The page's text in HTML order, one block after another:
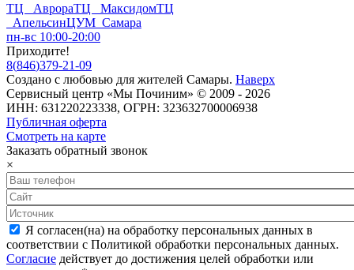
ТЦ АврораТЦ МаксидомТЦ
АпельсинЦУМ Самара
пн-вс 10:00-20:00
Приходите!
8(846)379-21-09
Создано с любовью для жителей Самары. Наверх
Сервисный центр «Мы Починим» © 2009 - 2026
ИНН: 631220223338, ОГРН: 323632700006938
Публичная оферта
Смотреть на карте
Заказать обратный звонок
×
Я согласен(на) на обработку персональных данных в
соответствии с Политикой обработки персональных данных.
Согласие действует до достижения целей обработки или